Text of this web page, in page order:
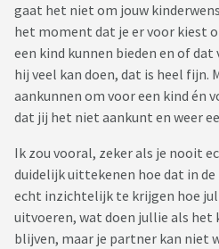
gaat het niet om jouw
het moment dat je er voor kiest
een kind kunnen bieden en of dat
hij veel kan doen, dat is heel fijn.
aankunnen om voor een kind én
dat jij het niet aankunt en weer
Ik zou vooral, zeker als je nooit
duidelijk uittekenen hoe dat in
echt inzichtelijk te krijgen hoe
uitvoeren, wat doen jullie als het
blijven, maar je partner kan niet